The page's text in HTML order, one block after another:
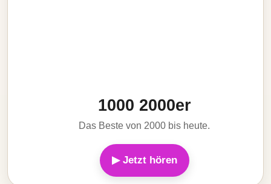
1000 2000er
Das Beste von 2000 bis heute.
▶ Jetzt hören